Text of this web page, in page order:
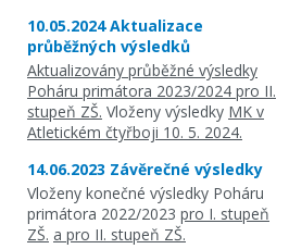
10.05.2024 Aktualizace
průběžných výsledků
Aktualizovány průběžné výsledky
Poháru primátora 2023/2024 pro II.
stupeň ZŠ. Vloženy výsledky MK v
Atletickém čtyřboji 10. 5. 2024.
14.06.2023 Závěrečné výsledky
Vloženy konečné výsledky Poháru
primátora 2022/2023 pro I. stupeň
ZŠ. a pro II. stupeň ZŠ.